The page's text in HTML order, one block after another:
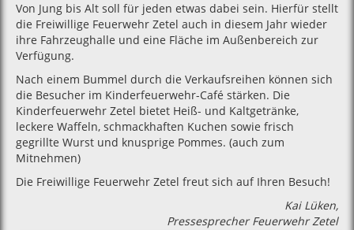
Von Jung bis Alt soll für jeden etwas dabei sein. Hierfür stellt
die Freiwillige Feuerwehr Zetel auch in diesem Jahr wieder
ihre Fahrzeughalle und eine Fläche im Außenbereich zur
Verfügung.
Nach einem Bummel durch die Verkaufsreihen können sich
die Besucher im Kinderfeuerwehr-Café stärken. Die
Kinderfeuerwehr Zetel bietet Heiß- und Kaltgetränke,
leckere Waffeln, schmackhaften Kuchen sowie frisch
gegrillte Wurst und knusprige Pommes. (auch zum
Mitnehmen)
Die Freiwillige Feuerwehr Zetel freut sich auf Ihren Besuch!
Kai Lüken,
Pressesprecher Feuerwehr Zetel